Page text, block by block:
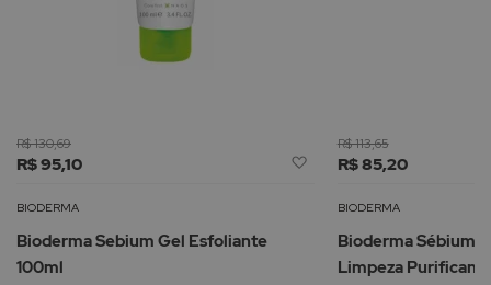
R$ 95,10
R$ 130,69
Adicionar
Lista
Desejos
BIODERMA
Bioderma Sebium Gel Esfoliante
100ml
R$ 85,20
R$ 113,65
BIODERMA
Bioderma Sébium
Limpeza